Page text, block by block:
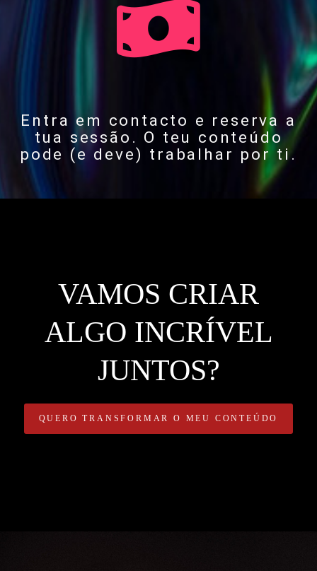
Entra em contacto e reserva a
tua sessão. O teu conteúdo
pode (e deve) trabalhar por ti.
VAMOS CRIAR
ALGO INCRÍVEL
JUNTOS?
QUERO TRANSFORMAR O MEU CONTEÚDO